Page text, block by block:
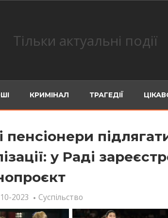
Тільки актуальні події
КРИМІНАЛ ТРАГЕДІЇ
пенсіонери
у Раді
2023 Суспільство